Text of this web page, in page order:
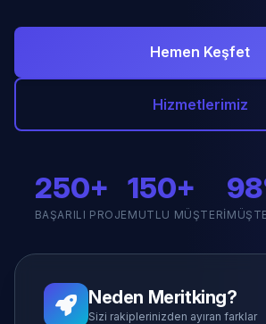
Hemen Keşfet
Hizmetlerimiz
250+
BAŞARILI PROJE
150+
MUTLU MÜŞTERI
Neden Meritking?
Sizi rakiplerinizden ayıran farklar